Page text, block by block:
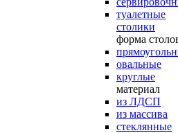
туалетные
столики
форма
овальные
круглые
материал
из ЛДСП
из массива
стеклянные